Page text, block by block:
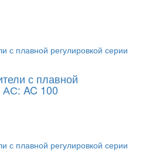
с плавной
АС: AC 100